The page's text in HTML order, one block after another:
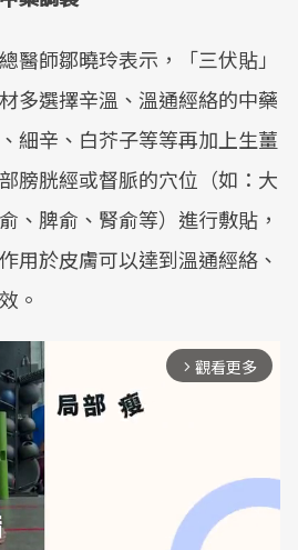
醫師鄒曉玲表示，「三伏貼」
多選擇辛溫、溫通經絡的中藥
細辛、白芥子等等再加上生薑
膀胱經或督脈的穴位（如：大
、脾俞、腎俞等）進行敷貼，
用於皮膚可以達到溫通經絡、
。
arrow_forward_ios 觀看更多